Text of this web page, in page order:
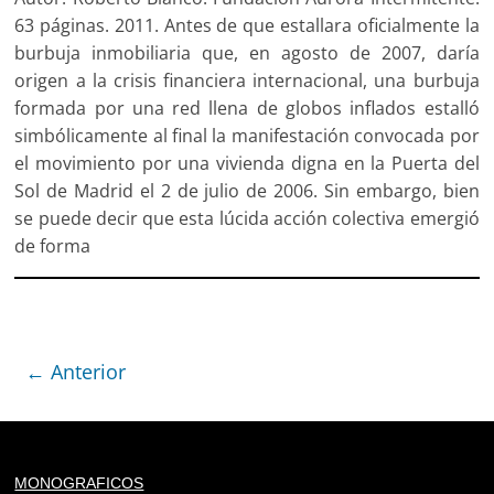
63 páginas. 2011. Antes de que estallara oficialmente la
burbuja inmobiliaria que, en agosto de 2007, daría
origen a la crisis financiera internacional, una burbuja
formada por una red llena de globos inflados estalló
simbólicamente al final la manifestación convocada por
el movimiento por una vivienda digna en la Puerta del
Sol de Madrid el 2 de julio de 2006. Sin embargo, bien
se puede decir que esta lúcida acción colectiva emergió
de forma
← Anterior
MONOGRAFICOS
of type string is deprecated in